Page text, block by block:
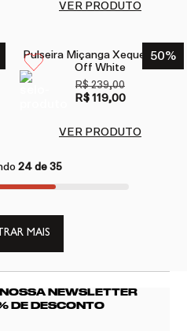
VER PRODUTO
50%
Pulseira Miçanga Xeque-Mate
Off White
R$ 239,00
R$ 119,00
VER PRODUTO
24 de 35
MAIS
NEWSLETTER
DE DESCONTO